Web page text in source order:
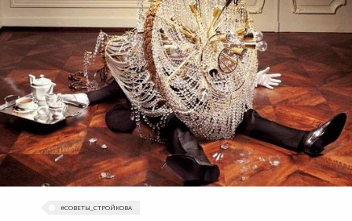
#‎СОВЕТЫ_СТРОЙКОВА